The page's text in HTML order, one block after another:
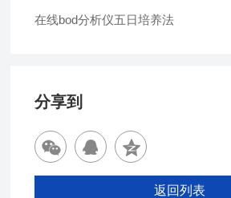
在线bod分析仪五日培养法
分享到
返回列表